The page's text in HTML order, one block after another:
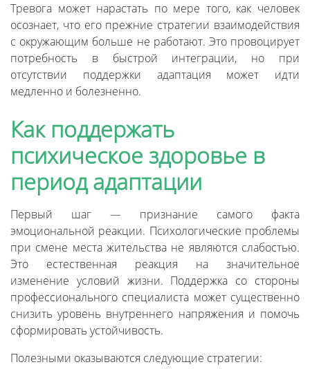
Тревога может нарастать по мере того, как человек
осознает, что его прежние стратегии взаимодействия
с окружающим больше не работают. Это провоцирует
потребность в быстрой интеграции, но при
отсутствии поддержки адаптация может идти
медленно и болезненно.
Как поддержать
психическое здоровье в
период адаптации
Первый шаг — признание самого факта
эмоциональной реакции. Психологические проблемы
при смене места жительства не являются слабостью.
Это естественная реакция на значительное
изменение условий жизни. Поддержка со стороны
профессионального специалиста может существенно
снизить уровень внутреннего напряжения и помочь
сформировать устойчивость.
Полезными оказываются следующие стратегии: